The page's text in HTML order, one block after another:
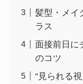
髪型・メイ
ラス
面接前日に
のコツ
“見られる